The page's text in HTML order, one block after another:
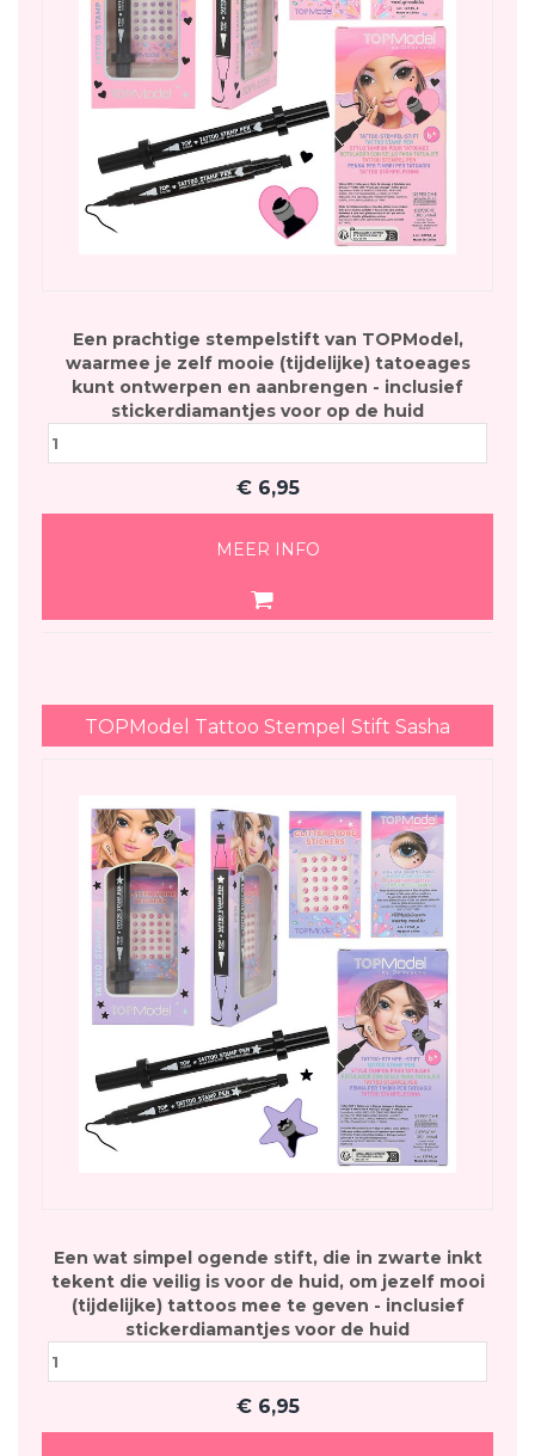
Een prachtige stempelstift van TOPModel,
waarmee je zelf mooie (tijdelijke) tatoeages
kunt ontwerpen en aanbrengen - inclusief
stickerdiamantjes voor op de huid
€ 6,95
MEER INFO
TOPModel Tattoo Stempel Stift Sasha
Een wat simpel ogende stift, die in zwarte inkt
tekent die veilig is voor de huid, om jezelf mooi
(tijdelijke) tattoos mee te geven - inclusief
stickerdiamantjes voor de huid
€ 6,95